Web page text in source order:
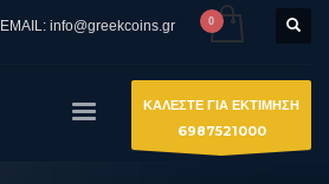
EMAIL: info@greekcoins.gr
ΚΑΛΕΣΤΕ ΓΙΑ ΕΚΤΙΜΗΣΗ
6987521000